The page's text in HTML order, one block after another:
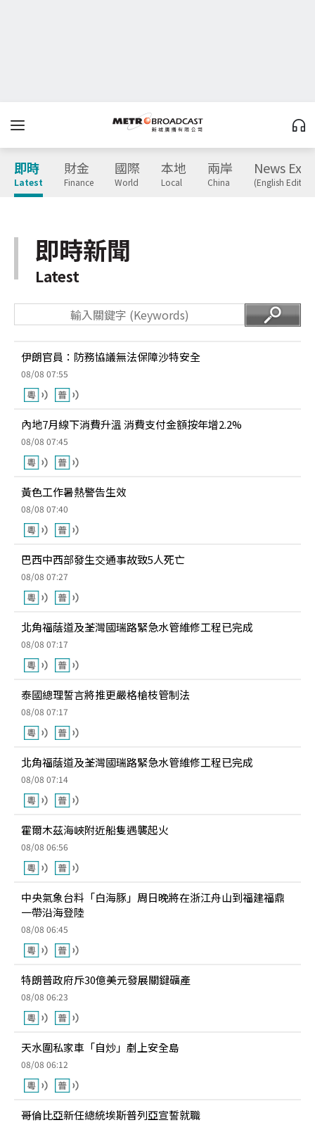
即時
Latest
財金
Finance
國際
World
本地
Local
兩岸
China
News
(English
即時新聞
Latest
伊朗官員：防務協議無法保障沙特安全
08/08 07:55
內地7月線下消費升溫 消費支付金額按年增2.2%
08/08 07:45
黃色工作暑熱警告生效
08/08 07:40
巴西中西部發生交通事故致5人死亡
08/08 07:27
北角福蔭道及荃灣國瑞路緊急水管維修工程已完成
08/08 07:17
泰國總理誓言將推更嚴格槍枝管制法
08/08 07:17
北角福蔭道及荃灣國瑞路緊急水管維修工程已完成
08/08 07:14
霍爾木茲海峽附近船隻遇襲起火
08/08 06:56
中央氣象台料「白海豚」周日晚將在浙江舟山到福建福鼎
一帶沿海登陸
08/08 06:45
特朗普政府斥30億美元發展關鍵礦產
08/08 06:23
天水圍私家車「自炒」剷上安全島
08/08 06:12
哥倫比亞新任總統埃斯普列亞宣誓就職